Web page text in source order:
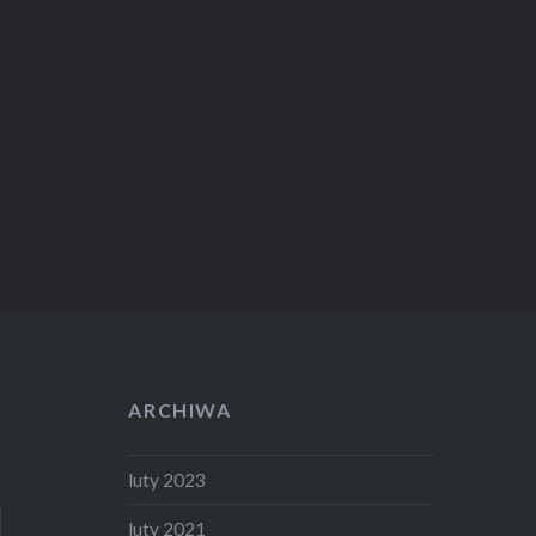
ARCHIWA
luty 2023
luty 2021